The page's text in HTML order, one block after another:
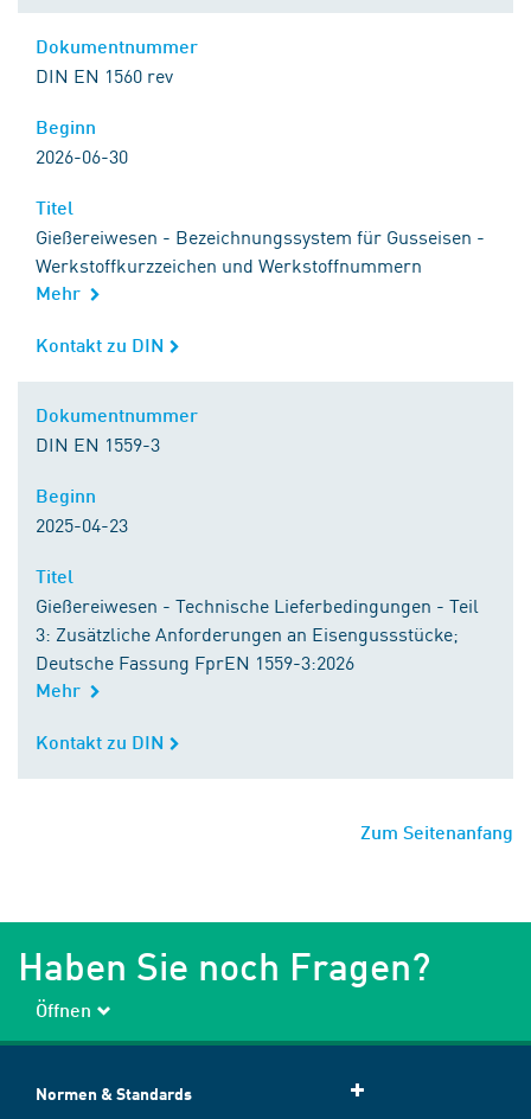
Dokumentnummer
DIN EN 1560 rev
Beginn
2026-06-30
Titel
Gießereiwesen - Bezeichnungssystem für Gusseisen -
Werkstoffkurzzeichen und Werkstoffnummern
Mehr
Kontakt zu DIN
Kontakt zu DIN
Dokumentnummer
DIN EN 1559-3
Beginn
2025-04-23
Titel
Gießereiwesen - Technische Lieferbedingungen - Teil
3: Zusätzliche Anforderungen an Eisengussstücke;
Deutsche Fassung FprEN 1559-3:2026
Mehr
Kontakt zu DIN
Kontakt zu DIN
Zum Seitenanfang
Haben Sie noch Fragen?
Öffnen
Normen & Standards